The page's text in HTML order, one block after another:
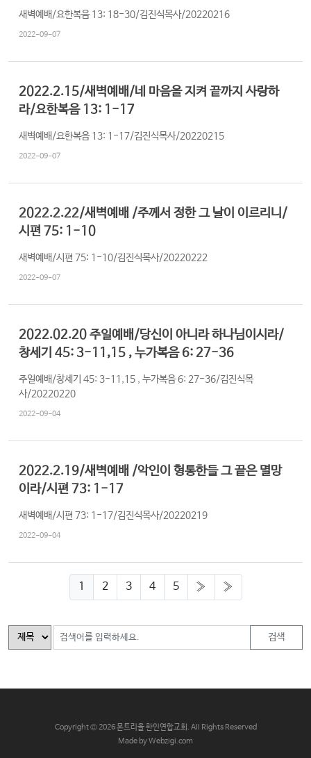
새벽예배/요한복음 13: 18-30/김진식목사/20220216
2022-09-07
2022.2.15/새벽예배/네 마음을 지켜 끝까지 사랑하
라/요한복음 13: 1-17
새벽예배/요한복음 13: 1-17/김진식목사/20220215
2022-09-07
2022.2.22/새벽예배 /주께서 정한 그 날이 이르리니/
시편 75: 1-10
새벽예배/시편 75: 1-10/김진식목사/20220222
2022-09-07
2022.02.20 주일예배/당신이 아니라 하나님이시라/
창세기 45: 3-11,15 , 누가복음 6: 27-36
주일예배/창세기 45: 3-11,15 , 누가복음 6: 27-36/김진식목
사/20220220
2022-09-04
2022.2.19/새벽예배 /악인이 형통한들 그 끝은 멸망
이라/시편 73: 1-17
새벽예배/시편 73: 1-17/김진식목사/20220219
2022-09-04
1 2 3 4 5 » »
검색
Copyright © 2026 몬트리올 한인연합교회. All Rights Reserved
Made by Webzigi.com